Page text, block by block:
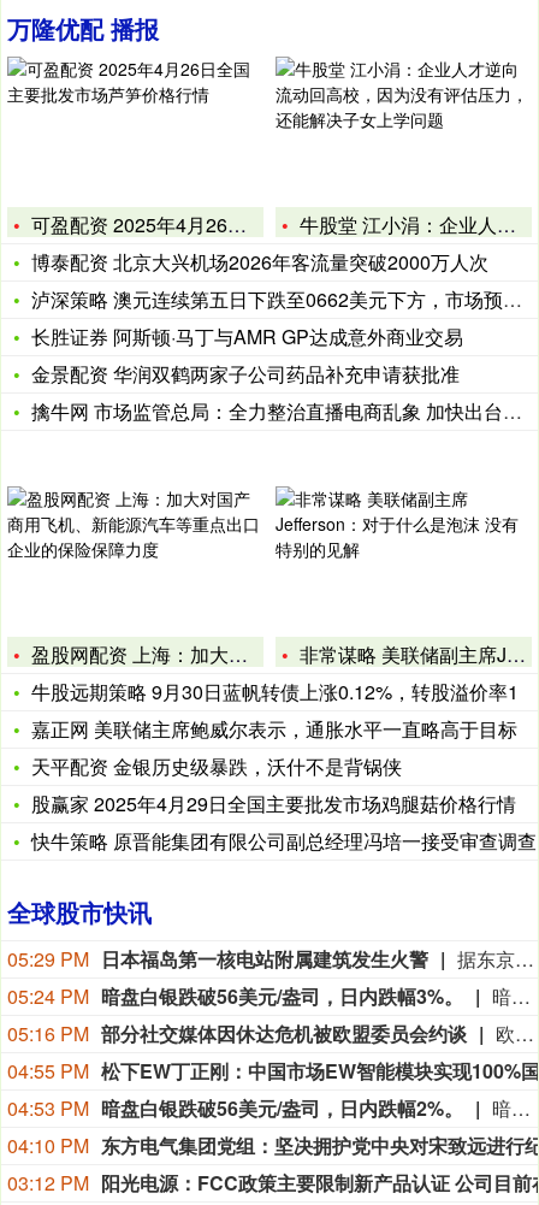
万隆优配 播报
可盈配资 2025年4月26日全国主要批发市场芦笋价格行情
牛股堂 江小涓：企业人才逆向流动回高校，因为没有评估压力，还
博泰配资 北京大兴机场2026年客流量突破2000万人次
泸深策略 澳元连续第五日下跌至0662美元下方，市场预期明年
长胜证券 阿斯顿·马丁与AMR GP达成意外商业交易
金景配资 华润双鹤两家子公司药品补充申请获批准
擒牛网 市场监管总局：全力整治直播电商乱象 加快出台《直播电
盈股网配资 上海：加大对国产商用飞机、新能源汽车等重点出口企
非常谋略 美联储副主席Jefferson：对于什么是泡沫 没
牛股远期策略 9月30日蓝帆转债上涨0.12%，转股溢价率1
嘉正网 美联储主席鲍威尔表示，通胀水平一直略高于目标
天平配资 金银历史级暴跌，沃什不是背锅侠
股赢家 2025年4月29日全国主要批发市场鸡腿菇价格行情
快牛策略 原晋能集团有限公司副总经理冯培一接受审查调查
全球股市快讯
05:29 PM 日本福岛第一核电站附属建筑发生火警
据东京电力公司消息，当地时间8日15时35分左右，日本福岛第一核电站5号、6号机组服务建筑3、4层的火灾报警器发生启动。东京电力公司于当天16时01分向双叶消防本部报警。随后，消防部门赶赴现场确认，但未发现明火或冒烟。事件对核电站厂区设备没有造成影响，监测点以及厂区边界的尘埃监测仪等所测得的放射线量也未发现异常。（央视新闻）
05:24 PM 暗盘白银跌破56美元/盎司，日内跌幅3%。
暗盘白银跌破56美元/盎司，日内跌幅3%。
05:16 PM 部分社交媒体因休达危机被欧盟委员会约谈
欧盟委员会负责技术主权等事务的执行副主席汉娜·维尔库宁7日在社交媒体上表示，欧盟委员会当天就西班牙飞地休达局势约谈短视频平台TikTok和美国元公司（Meta），要求平台在危机期间加强内容监测并采取果断措施。 维尔库宁在社交媒体平台X上说，在危机情况下，社交媒体平台必须果断采取行动，维护数字空间完整性。她表示，平台应加强对相关内容的监测，并强化与事实核查机构的合作。 休达位于非洲西北部、直布罗陀海峡附近的地中海沿岸，与摩洛哥接壤。日前，大批非法移民从摩洛哥方向进入休达，引发近年来西班牙最严重的边境移民危机。 据德新社等媒体报道，一些进入休达的非法移民表示，他们此前从社交媒体获悉所谓“边境开放”“休达将提供住宿”以及“进入休达后可继续前往西班牙本土”等信息。 休达危机也引发了欧盟内部围绕外部边境管控和移民政策的新一轮争议。维尔库宁表示，欧盟委员会将于10日继续跟进相关情况。(新华社)
04:55 PM
04:53 PM 暗盘白银跌破56美元/盎司，日内跌幅2%。
暗盘白银跌破56美元/盎司，日内跌幅2%。
04:10 PM
03:12 PM